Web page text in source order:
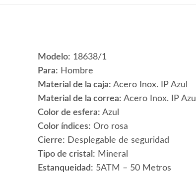
Modelo: 18638/1
Para: Hombre
Material de la caja: Acero Inox. IP Azul
Material de la correa: Acero Inox. IP Azul
Color de esfera: Azul
Color índices: Oro rosa
Cierre: Desplegable de seguridad
Tipo de cristal: Mineral
Estanqueidad: 5ATM – 50 Metros